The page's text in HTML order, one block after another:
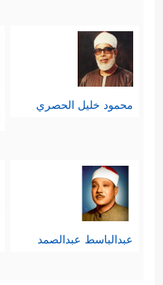
محمود خليل الحصري
عبدالباسط عبدالصمد